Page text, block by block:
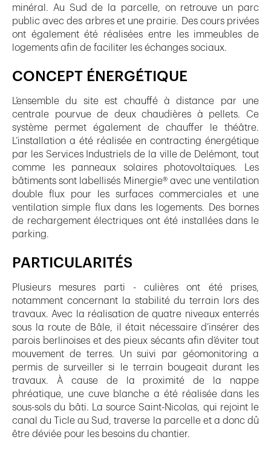
minéral. Au Sud de la parcelle, on retrouve un parc
public avec des arbres et une prairie. Des cours privées
ont également été réalisées entre les immeubles de
logements afin de faciliter les échanges sociaux.
CONCEPT ÉNERGÉTIQUE
L’ensemble du site est chauffé à distance par une
centrale pourvue de deux chaudières à pellets. Ce
système permet également de chauffer le théâtre.
L’installation a été réalisée en contracting énergétique
par les Services Industriels de la ville de Delémont, tout
comme les panneaux solaires photovoltaïques. Les
bâtiments sont labellisés Minergie® avec une ventilation
double flux pour les surfaces commerciales et une
ventilation simple flux dans les logements. Des bornes
de rechargement électriques ont été installées dans le
parking.
PARTICULARITÉS
Plusieurs mesures parti - culières ont été prises,
notamment concernant la stabilité du terrain lors des
travaux. Avec la réalisation de quatre niveaux enterrés
sous la route de Bâle, il était nécessaire d’insérer des
parois berlinoises et des pieux sécants afin d’éviter tout
mouvement de terres. Un suivi par géomonitoring a
permis de surveiller si le terrain bougeait durant les
travaux. À cause de la proximité de la nappe
phréatique, une cuve blanche a été réalisée dans les
sous-sols du bâti. La source Saint-Nicolas, qui rejoint le
canal du Ticle au Sud, traverse la parcelle et a donc dû
être déviée pour les besoins du chantier.